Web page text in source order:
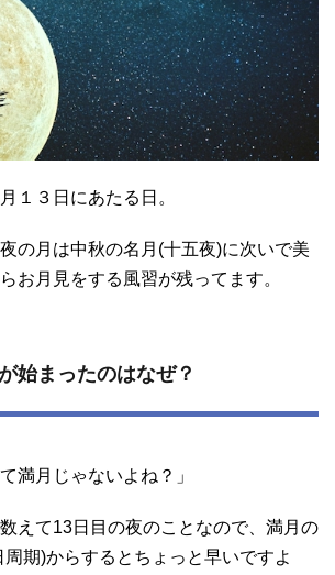
１３日にあたる日。
の月は中秋の名月(十五夜)に次いで美
お月見をする風習が残ってます。
始まったのはなぜ？
満月じゃないよね？」
えて13日目の夜のことなので、満月の
期)からするとちょっと早いですよ